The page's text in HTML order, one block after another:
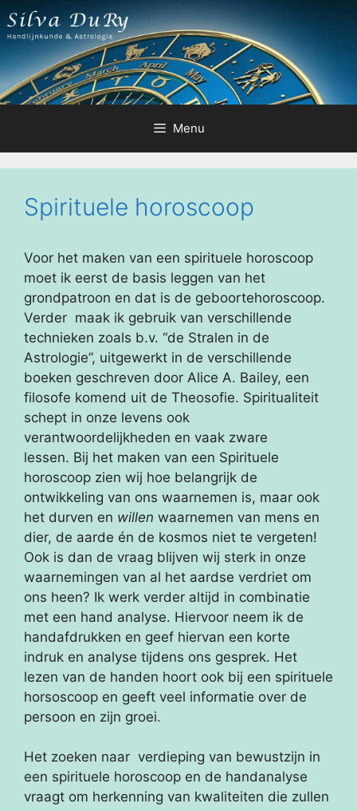
Ga
naar
inhoud
Menu
Spirituele horoscoop
Voor het maken van een spirituele horoscoop
moet ik eerst de basis leggen van het
grondpatroon en dat is de geboortehoroscoop.
Verder maak ik gebruik van verschillende
technieken zoals b.v. “de Stralen in de
Astrologie”, uitgewerkt in de verschillende
boeken geschreven door Alice A. Bailey, een
filosofe komend uit de Theosofie. Spiritualiteit
schept in onze levens ook
verantwoordelijkheden en vaak zware
lessen. Bij het maken van een Spirituele
horoscoop zien wij hoe belangrijk de
ontwikkeling van ons waarnemen is, maar ook
het durven en willen waarnemen van mens en
dier, de aarde én de kosmos niet te vergeten!
Ook is dan de vraag blijven wij sterk in onze
waarnemingen van al het aardse verdriet om
ons heen? Ik werk verder altijd in combinatie
met een hand analyse. Hiervoor neem ik de
handafdrukken en geef hiervan een korte
indruk en analyse tijdens ons gesprek. Het
lezen van de handen hoort ook bij een spirituele
horsoscoop en geeft veel informatie over de
persoon en zijn groei.
Het zoeken naar verdieping van bewustzijn in
een spirituele horoscoop en de handanalyse
vraagt om herkenning van kwaliteiten die zullen